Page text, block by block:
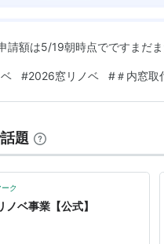
請額は5/19朝時点でですまだ
#2026窓リノベ #＃内窓取
題
ク
ノベ事業【公式】